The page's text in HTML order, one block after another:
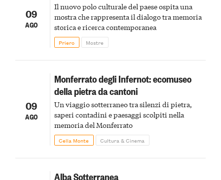
09
AGO
Il nuovo polo culturale del paese ospita una
mostra che rappresenta il dialogo tra memoria
storica e ricerca contemporanea
Priero Mostre
09
AGO
Monferrato degli Infernot: ecomuseo
della pietra da cantoni
Un viaggio sotterraneo tra silenzi di pietra,
saperi contadini e paesaggi scolpiti nella
memoria del Monferrato
Cella Monte Cultura & Cinema
Alba Sotterranea